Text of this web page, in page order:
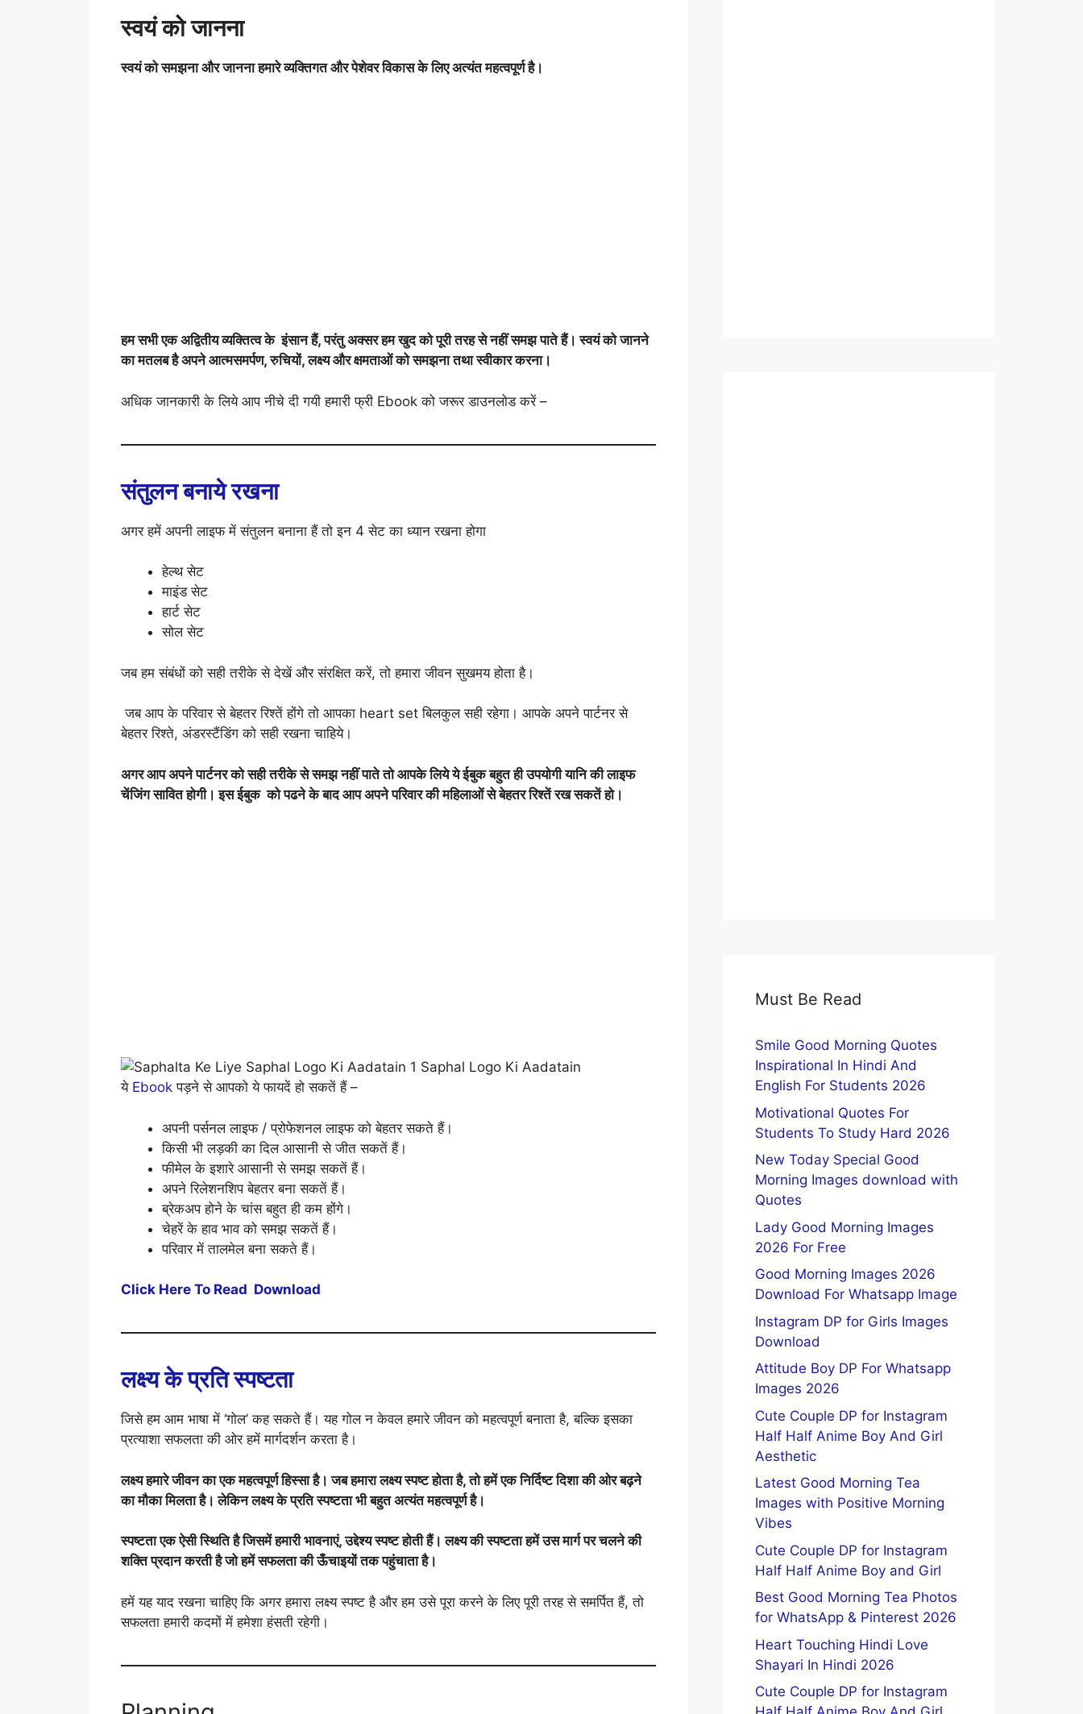
स्वयं को जानना
स्वयं को समझना और जानना हमारे व्यक्तिगत और पेशेवर विकास के लिए अत्यंत महत्वपूर्ण है।
हम सभी एक अद्वितीय व्यक्तित्व के इंसान हैं, परंतु अक्सर हम खुद को पूरी तरह से नहीं समझ पाते हैं। स्वयं को जानने
का मतलब है अपने आत्मसमर्पण, रुचियों, लक्ष्य और क्षमताओं को समझना तथा स्वीकार करना।
अधिक जानकारी के लिये आप नीचे दी गयी हमारी फ्री Ebook को जरूर डाउनलोड करें –
संतुलन बनाये रखना
अगर हमें अपनी लाइफ में संतुलन बनाना हैं तो इन 4 सेट का ध्यान रखना होगा
हेल्थ सेट
माइंड सेट
हार्ट सेट
सोल सेट
जब हम संबंधों को सही तरीके से देखें और संरक्षित करें, तो हमारा जीवन सुखमय होता है।
जब आप के परिवार से बेहतर रिश्तें होंगे तो आपका heart set बिलकुल सही रहेगा। आपके अपने पार्टनर से
बेहतर रिश्ते, अंडरस्टैंडिंग को सही रखना चाहिये।
अगर आप अपने पार्टनर को सही तरीके से समझ नहीं पाते तो आपके लिये ये ईबुक बहुत ही उपयोगी यानि की लाइफ
चेंजिंग सावित होगी। इस ईबुक को पढने के बाद आप अपने परिवार की महिलाओं से बेहतर रिश्तें रख सकतें हो।
ये Ebookपड़ने से आपको ये फायदें हो सकतें हैं –
अपनी पर्सनल लाइफ / प्रोफेशनल लाइफ को बेहतर सकते हैं।
किसी भी लड़की का दिल आसानी से जीत सकतें हैं।
फीमेल के इशारे आसानी से समझ सकतें हैं।
अपने रिलेशनशिप बेहतर बना सकतें हैं।
ब्रेकअप होने के चांस बहुत ही कम होंगे।
चेहरें के हाव भाव को समझ सकतें हैं।
परिवार में तालमेल बना सकते हैं।
Click Here To Read Download
लक्ष्य के प्रति स्पष्टता
जिसे हम आम भाषा में ‘गोल’ कह सकते हैं। यह गोल न केवल हमारे जीवन को महत्वपूर्ण बनाता है, बल्कि इसका
प्रत्याशा सफलता की ओर हमें मार्गदर्शन करता है।
लक्ष्य हमारे जीवन का एक महत्वपूर्ण हिस्सा है। जब हमारा लक्ष्य स्पष्ट होता है, तो हमें एक निर्दिष्ट दिशा की ओर बढ़ने
का मौका मिलता है। लेकिन लक्ष्य के प्रति स्पष्टता भी बहुत अत्यंत महत्वपूर्ण है।
स्पष्टता एक ऐसी स्थिति है जिसमें हमारी भावनाएं, उद्देश्य स्पष्ट होती हैं। लक्ष्य की स्पष्टता हमें उस मार्ग पर चलने की
शक्ति प्रदान करती है जो हमें सफलता की ऊँचाइयों तक पहुंचाता है।
हमें यह याद रखना चाहिए कि अगर हमारा लक्ष्य स्पष्ट है और हम उसे पूरा करने के लिए पूरी तरह से समर्पित हैं, तो
सफलता हमारी कदमों में हमेशा हंसती रहेगी।
Must Be Read
Smile Good Morning Quotes
Inspirational In Hindi And
English For Students 2026
Motivational Quotes For
Students To Study Hard 2026
New Today Special Good
Morning Images download with
Quotes
Lady Good Morning Images
2026 For Free
Good Morning Images 2026
Download For Whatsapp Image
Instagram DP for Girls Images
Download
Attitude Boy DP For Whatsapp
Images 2026
Cute Couple DP for Instagram
Half Half Anime Boy And Girl
Aesthetic
Latest Good Morning Tea
Images with Positive Morning
Vibes
Cute Couple DP for Instagram
Half Half Anime Boy and Girl
Best Good Morning Tea Photos
for WhatsApp & Pinterest 2026
Heart Touching Hindi Love
Shayari In Hindi 2026
Cute Couple DP for Instagram